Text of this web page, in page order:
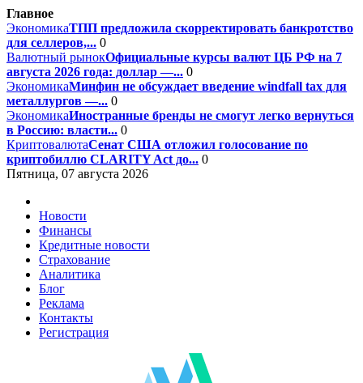
Главное
ЭкономикаТПП предложила скорректировать банкротство
для селлеров,... 0
Валютный рынокОфициальные курсы валют ЦБ РФ на 7
августа 2026 года: доллар —... 0
ЭкономикаМинфин не обсуждает введение windfall tax для
металлургов —... 0
ЭкономикаИностранные бренды не смогут легко вернуться
в Россию: власти... 0
КриптовалютаСенат США отложил голосование по
криптобиллю CLARITY Act до... 0
Пятница, 07 августа 2026
Новости
Финансы
Кредитные новости
Страхование
Аналитика
Блог
Реклама
Контакты
Регистрация